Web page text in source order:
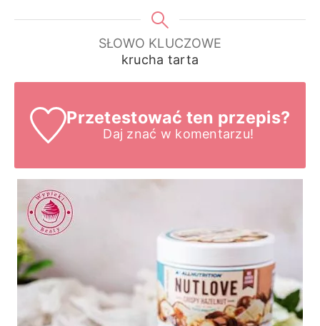
SŁOWO KLUCZOWE
krucha tarta
Przetestować ten przepis?
Daj znać w komentarzu!